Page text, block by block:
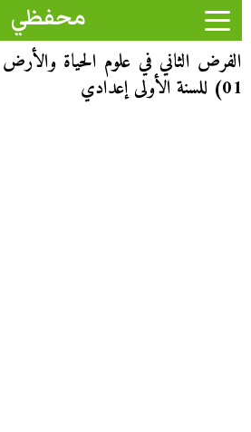
محفظي
الفرض الثاني في علوم الحياة والأرض
01) للسنة الأولى إعدادي